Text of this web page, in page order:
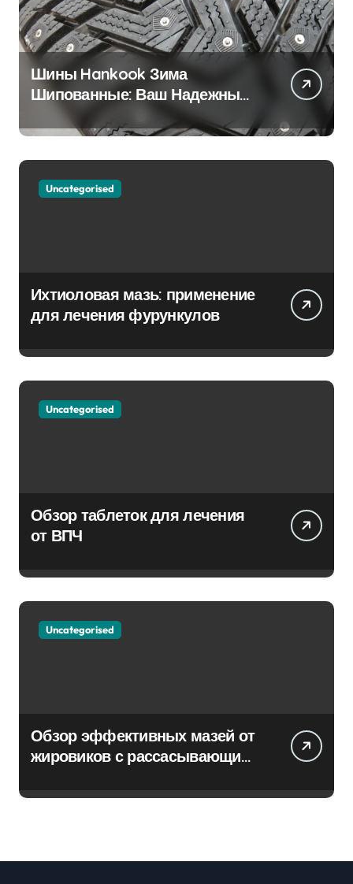
Шины Hankook Зима
Шипованные: Ваш Надежный
Партнёр на Снежных Дорогах
Uncategorised
Ихтиоловая мазь: применение
для лечения фурункулов
Uncategorised
Обзор таблеток для лечения
от ВПЧ
Uncategorised
Обзор эффективных мазей от
жировиков с рассасывающим